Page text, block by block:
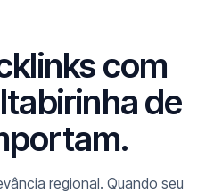
com
de
regional. Quando seu